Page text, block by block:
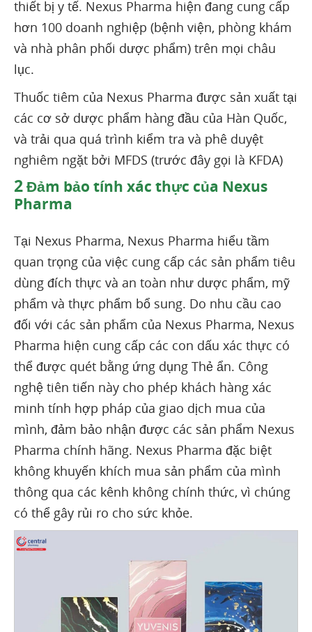
thiết bị y tế. Nexus Pharma hiện đang cung cấp
hơn 100 doanh nghiệp (bệnh viện, phòng khám
và nhà phân phối dược phẩm) trên mọi châu
lục.
Thuốc tiêm của Nexus Pharma được sản xuất tại
các cơ sở dược phẩm hàng đầu của Hàn Quốc,
và trải qua quá trình kiểm tra và phê duyệt
nghiêm ngặt bởi MFDS (trước đây gọi là KFDA)
2Đảm bảo tính xác thực của Nexus
Pharma
Tại Nexus Pharma, Nexus Pharma hiểu tầm
quan trọng của việc cung cấp các sản phẩm tiêu
dùng đích thực và an toàn như dược phẩm, mỹ
phẩm và thực phẩm bổ sung. Do nhu cầu cao
đối với các sản phẩm của Nexus Pharma, Nexus
Pharma hiện cung cấp các con dấu xác thực có
thể được quét bằng ứng dụng Thẻ ẩn. Công
nghệ tiên tiến này cho phép khách hàng xác
minh tính hợp pháp của giao dịch mua của
mình, đảm bảo nhận được các sản phẩm Nexus
Pharma chính hãng. Nexus Pharma đặc biệt
không khuyến khích mua sản phẩm của mình
thông qua các kênh không chính thức, vì chúng
có thể gây rủi ro cho sức khỏe.